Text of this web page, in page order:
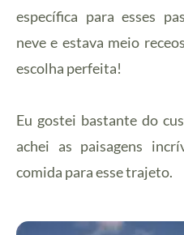
específica para esses
neve e estava meio
escolha perfeita!
Eu gostei bastante do
achei as paisagens
comida para esse trajeto.